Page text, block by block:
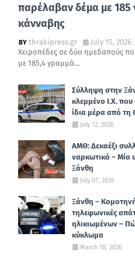
παρέλαβαν δέμα με 185
κάνναβης
thrakipress.gr
July 15, 2026
Χειροπέδες σε δύο ημεδαπούς
με 185,4 γραμμά…
Σύλληψη στην
κλεμμένο Ι.Χ. που
ίδια μέρα από τη
July 12, 2026
ΑΜΘ: Δεκαέξι
ναρκωτικά – Μία
Ξάνθη
July 07, 2026
Ξάνθη –
τηλεφωνικές
ηλικιωμένων –
κύκλωμα
March 18, 2026